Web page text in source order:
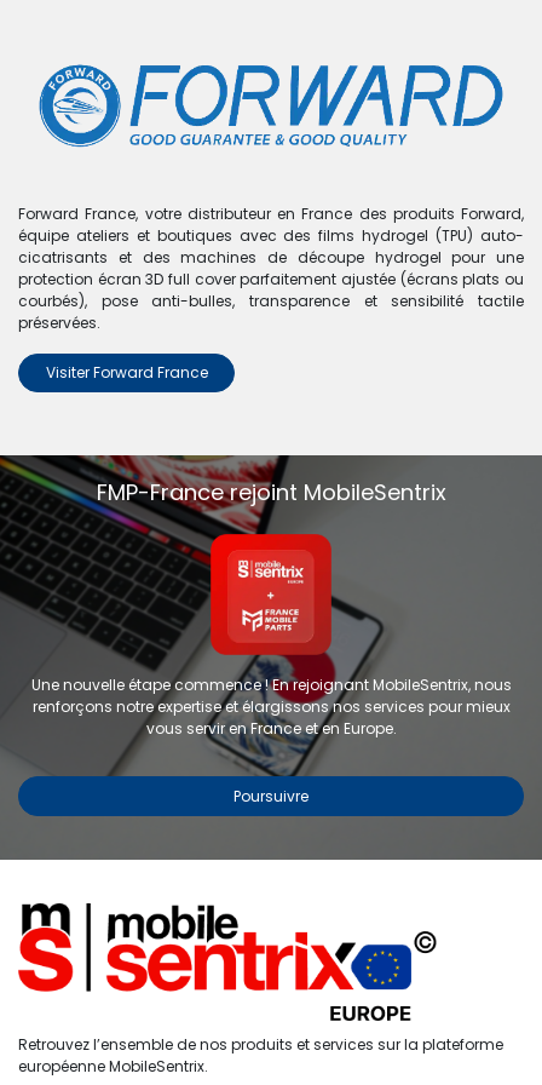
Étiquettes
Accueil Recherche
0
Compte
Boutique 0 articles trouvés.
Nous n'avons trouvé aucun
produit !
Aucun produit défini dans la catégorieXiaomi Mi 10T Lite
Forward France, votre distributeur en France des produits Forward,
équipe ateliers et boutiques avec des films hydrogel (TPU) auto-
cicatrisants et des machines de découpe hydrogel pour une
protection écran 3D full cover parfaitement ajustée (écrans plats ou
courbés), pose anti-bulles, transparence et sensibilité tactile
préservées.
Visiter Forward France
FMP-France rejoint MobileSentrix
Une nouvelle étape commence ! En rejoignant MobileSentrix, nous
renforçons notre expertise et élargissons nos services pour mieux
vous servir en France et en Europe.
Poursuivre
Retrouvez l’ensemble de nos produits et services sur la plateforme
européenne MobileSentrix.
Copyright © 2024 FMP-France. Tous droits réservés